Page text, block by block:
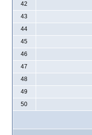
42
43
44
45
46
47
48
49
50